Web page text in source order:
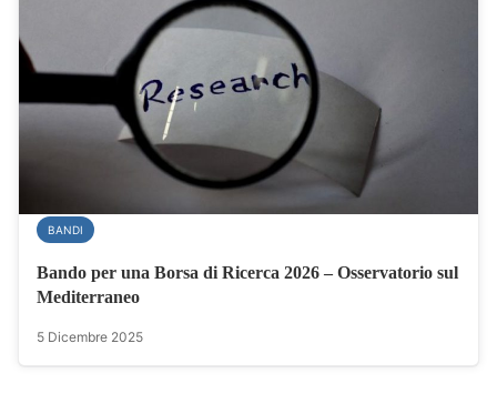
BANDI
Bando per una Borsa di Ricerca 2026 – Osservatorio sul
Mediterraneo
5 Dicembre 2025